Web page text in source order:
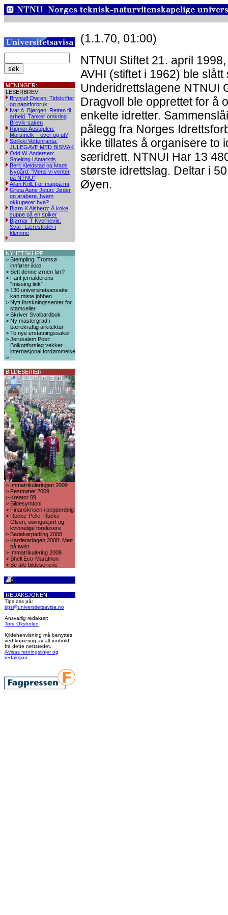
MENINGER:
LESERBREV:
Brynjulf Owren: Tidskrifter
og papirforbruk
Ivar A. Bjørgen: Retten til
arbeid. Tanker omkring
Brevik-saken
Rigmor Austgulen:
Morsmelk – over og ut?
Soilikki Vettenranta:
JULEGAVE MED BISMAK
Odd W. Andersen:
Smelting i Antarktis
Berit Kjeldstad og Mads
Nygård: ”Mens vi venter
på NTNU”
Allan Krill: For mappa mi
Greta Aune Jotun: Jøder
og arabere, hvem
okkuperer hva?
Bjørn K Alsberg: Å koke
suppe på en spiker
Bjørnar T Kvernevik:
Svar: Læresteder i
klemme
NYHETSKLIPP
> Stempling: Tromsø
innfører ikke
> Sett denne ørnen før?
> Fant jernalderens
“missing link”
> 130 universitetsansatte
kan miste jobben
> Nytt forskningssenter for
stamceller
> Skriver Svalbardbok
> Ny mastergrad i
bærekraftig arkitektur
> To nye erstatningssaker
> Jerusalem Post:
Boikottforslag vekker
internasjonal fordømmelse
>
BILDESERIER
> Immatrikuleringen 2009
> Festmøtet 2009
> Kreator 09
> Bildesymfoni
> Finanskrisen i pepperdeig
> Rocke-Pelle, Rocke-
Olsen, swingskjørt og
kvinnelige forelesere
> Badekarpadling 2008
> Karrieredagen 2008: Mett
på twist
> Immatrikulering 2008
> Shell Eco-Marathon
> Se alle bildeseriene
REDAKSJONEN:
Tips oss på:
tips@universitetsavisa.no
Ansvarlig redaktør:
Tore Oksholen
Kildehenvisning må benyttes
ved kopiering av alt innhold
fra dette nettstedet.
Avisas retningslinjer og
redaksjon
(1.1.70, 01:00)
NTNUI Stiftet 21. april
AVHI (stiftet i 1962) ble slått
Underidrettslagene NTNUI
Dragvoll ble opprettet for å
enkelte idretter.
pålegg fra Norges
ikke tillates å organisere to
særidrett. NTNUI Har 13
største idrettslag. Deltar i
Øyen.